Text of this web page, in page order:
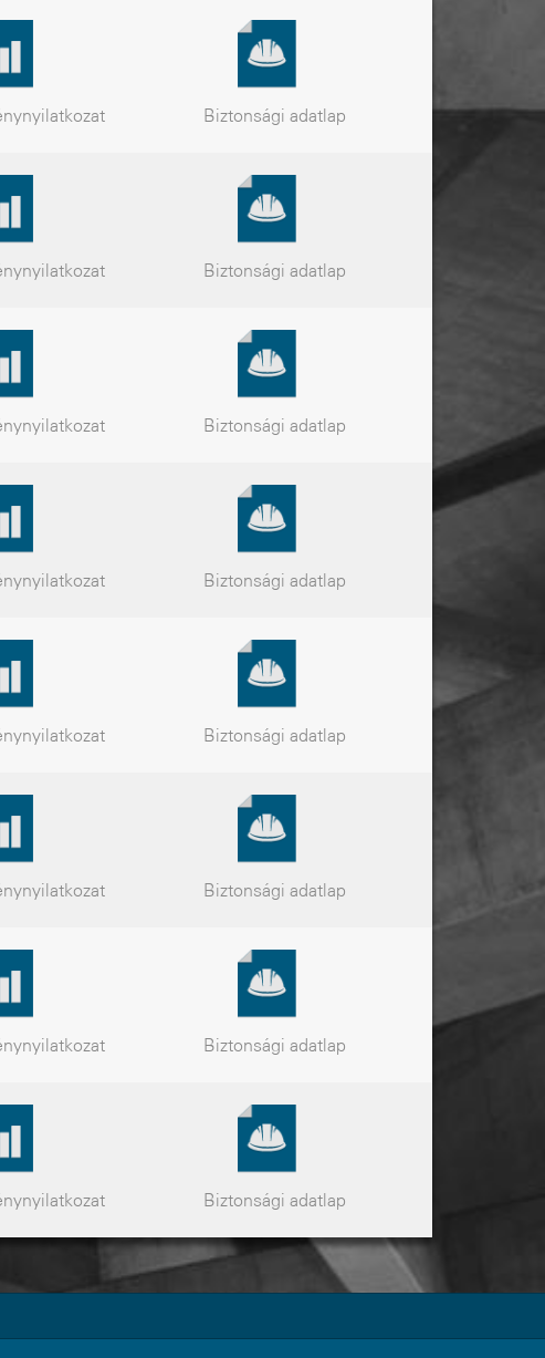
nyilatkozat Biztonsági adatlap
nyilatkozat Biztonsági adatlap
nyilatkozat Biztonsági adatlap
nyilatkozat Biztonsági adatlap
nyilatkozat Biztonsági adatlap
nyilatkozat Biztonsági adatlap
nyilatkozat Biztonsági adatlap
nyilatkozat Biztonsági adatlap